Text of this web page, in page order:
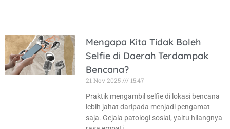
Mengapa Kita Tidak Boleh
Selfie di Daerah Terdampak
Bencana?
21 Nov 2025
15:47
Praktik mengambil selfie di lokasi bencana
lebih jahat daripada menjadi pengamat
saja. Gejala patologi sosial, yaitu hilangnya